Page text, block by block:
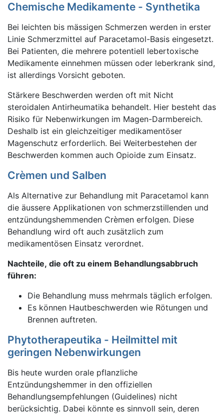
Chemische Medikamente - Synthetika
Bei leichten bis mässigen Schmerzen werden in erster
Linie Schmerzmittel auf Paracetamol-Basis eingesetzt.
Bei Patienten, die mehrere potentiell lebertoxische
Medikamente einnehmen müssen oder leberkrank sind,
ist allerdings Vorsicht geboten.
Stärkere Beschwerden werden oft mit Nicht
steroidalen Antirheumatika behandelt. Hier besteht das
Risiko für Nebenwirkungen im Magen-Darmbereich.
Deshalb ist ein gleichzeitiger medikamentöser
Magenschutz erforderlich. Bei Weiterbestehen der
Beschwerden kommen auch Opioide zum Einsatz.
Crèmen und Salben
Als Alternative zur Behandlung mit Paracetamol kann
die äussere Applikationen von schmerzstillenden und
entzündungshemmenden Crèmen erfolgen. Diese
Behandlung wird oft auch zusätzlich zum
medikamentösen Einsatz verordnet.
Nachteile, die oft zu einem Behandlungsabbruch
führen:
Die Behandlung muss mehrmals täglich erfolgen.
Es können Hautbeschwerden wie Rötungen und
Brennen auftreten.
Phytotherapeutika - Heilmittel mit
geringen Nebenwirkungen
Bis heute wurden orale pflanzliche
Entzündungshemmer in den offiziellen
Behandlungsempfehlungen (Guidelines) nicht
berücksichtig. Dabei könnte es sinnvoll sein, deren